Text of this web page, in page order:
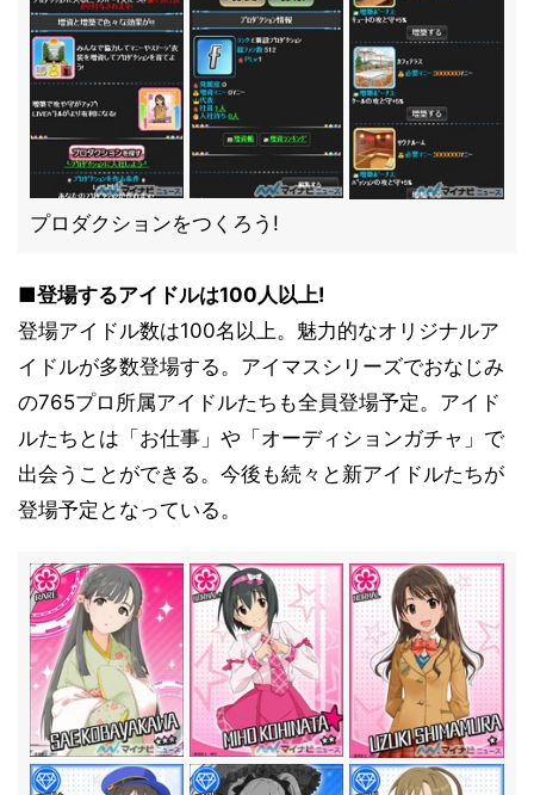
プロダクションをつくろう!
■登場するアイドルは100人以上!
登場アイドル数は100名以上。魅力的なオリジナルア
イドルが多数登場する。アイマスシリーズでおなじみ
の765プロ所属アイドルたちも全員登場予定。アイド
ルたちとは「お仕事」や「オーディションガチャ」で
出会うことができる。今後も続々と新アイドルたちが
登場予定となっている。